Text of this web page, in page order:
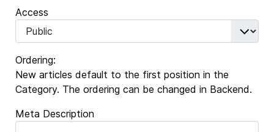
Access
Ordering:
New articles default to the first position in the
Category. The ordering can be changed in Backend.
Meta Description